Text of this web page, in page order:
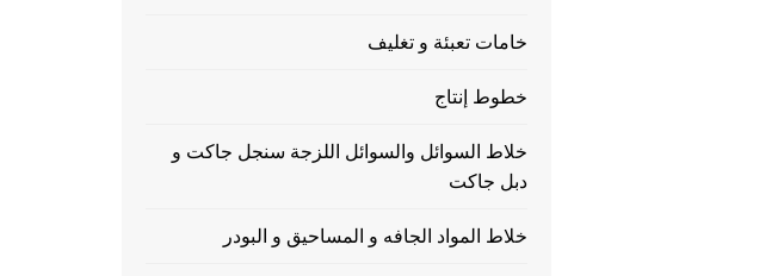
خامات تعبئة و تغليف
خطوط إنتاج
خلاط السوائل والسوائل اللزجة سنجل جاكت و
دبل جاكت
خلاط المواد الجافه و المساحيق و البودر